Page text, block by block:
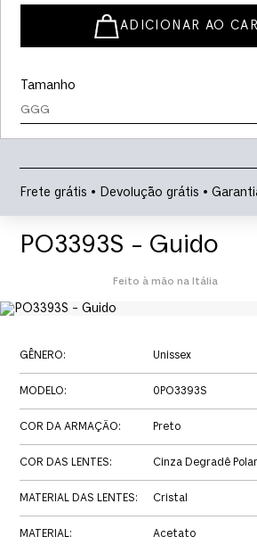
Tamanho
GGG
ADICIONAR AO
Frete grátis • Devolução grátis •
PO3393S - Guido
Feito à mão na Itália
GÊNERO: Unissex
MODELO: 0PO3393S
COR DA ARMAÇÃO: Preto
COR DAS LENTES: Cinza Degradê
MATERIAL DAS LENTES: Cristal
MATERIAL: Acetato